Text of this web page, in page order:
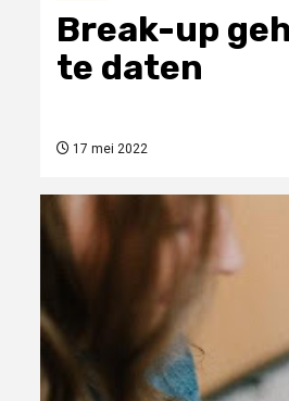
Break-up
te daten
17 mei 2022